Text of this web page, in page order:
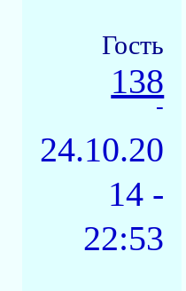
Гость
138
-
24.10.20
14 -
22:53